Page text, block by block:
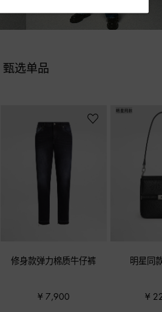
甄选单品
修身款弹力棉质牛仔裤
¥ 7,900
明星同
¥